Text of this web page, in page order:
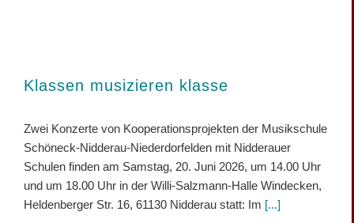
Klassen musizieren klasse
Zwei Konzerte von Kooperationsprojekten der Musikschule
Schöneck-Nidderau-Niederdorfelden mit Nidderauer
Schulen finden am Samstag, 20. Juni 2026, um 14.00 Uhr
und um 18.00 Uhr in der Willi-Salzmann-Halle Windecken,
Heldenberger Str. 16, 61130 Nidderau statt: Im [...]